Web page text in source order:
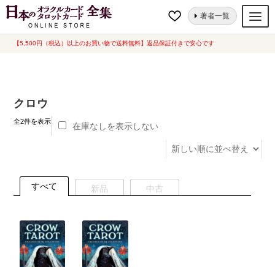
【5,500円（税込）以上のお買い物で送料無料】返品保証付きで安心です
ナ
コ
著者一覧
オラクルカード
ルノルマンカード
トランプ
希少品
書籍
ホーム “クロウ”にタグ付けされた商品
クロウ
全2件を表示新
在庫なしを表示しない
すべて 新品 中古